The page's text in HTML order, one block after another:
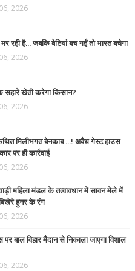
2026
रही है… जबकि बेटियां बच गईं तो भारत बचेगा
2026
सहारे खेती करेगा किसान?
2026
मिलीभगत बेनकाब ...! अवैध गेस्ट हाउस
पर ही कार्रवाई
2026
महिला मंडल के तत्वावधान में सावन मेले में
हुनर के रंग
2026
पर बाल विहार मैदान से निकाला जाएगा विशाल
2026